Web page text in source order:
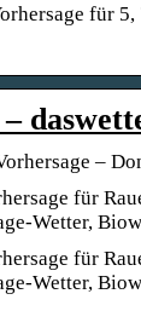
für
–
für
Wetter,
für
Wetter,